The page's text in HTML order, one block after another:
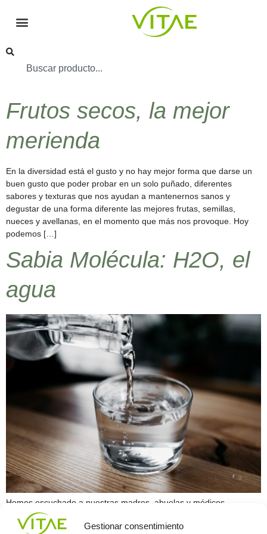
Gestionar consentimiento
Frutos secos, la mejor
merienda
En la diversidad está el gusto y no hay mejor forma que darse un
buen gusto que poder probar en un solo puñado, diferentes
sabores y texturas que nos ayudan a mantenernos sanos y
degustar de una forma diferente las mejores frutas, semillas,
nueces y avellanas, en el momento que más nos provoque. Hoy
podemos […]
Sabia Molécula: H2O, el
agua
Hemos escuchado a nuestras madres, abuelas y médicos
aconsejarnos tomar al menos dos litros de agua al día, para
mantener nuestro cutis hidratado, tener una buena digestión o